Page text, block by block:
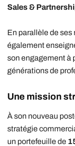
Sales &
En parallèle de
également
son engagement à
générations de
Une mission
À son nouveau
stratégie
un portefeuille de